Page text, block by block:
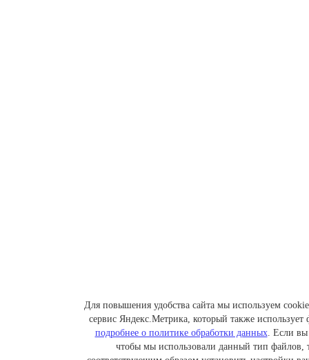
Для повышения удобства сайта мы используем
сервис Яндекс.Метрика, который также
подробнее о политике обработки данных. Если вы
чтобы мы использовали данный тип